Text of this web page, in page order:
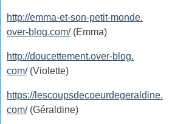
http://emma-et-son-petit-monde.
over-blog.com/(Emma)
http://doucettement.over-blog.
com/(Violette)
https://lescoupsdecoeurdegeraldine.
com/(Géraldine)